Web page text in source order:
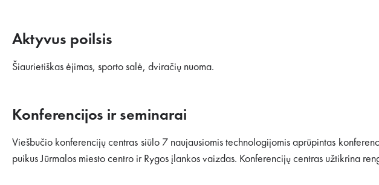
Aktyvus poilsis
Šiaurietiškas ėjimas, sporto salė, dviračių nuoma.
Konferencijos ir seminarai
Viešbučio konferencijų centras siūlo 7 naujausiomis technologijomis aprūpintas
puikus Jūrmalos miesto centro ir Rygos įlankos vaizdas. Konferencijų centras užtikrina